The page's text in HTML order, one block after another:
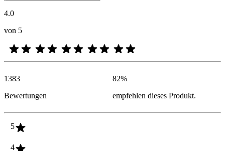
4.0
von 5
1383
Bewertungen
82%
empfehlen dieses Produkt.
5
4